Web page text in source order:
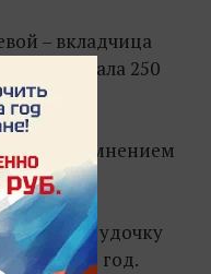
– вкладчица
она отдала 250
своим мнением
на удочку
через год.